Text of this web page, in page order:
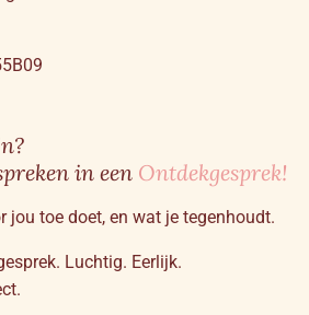
in een Ontdekgesprek!
jou toe doet, en wat je tegenhoudt.
Luchtig. Eerlijk.